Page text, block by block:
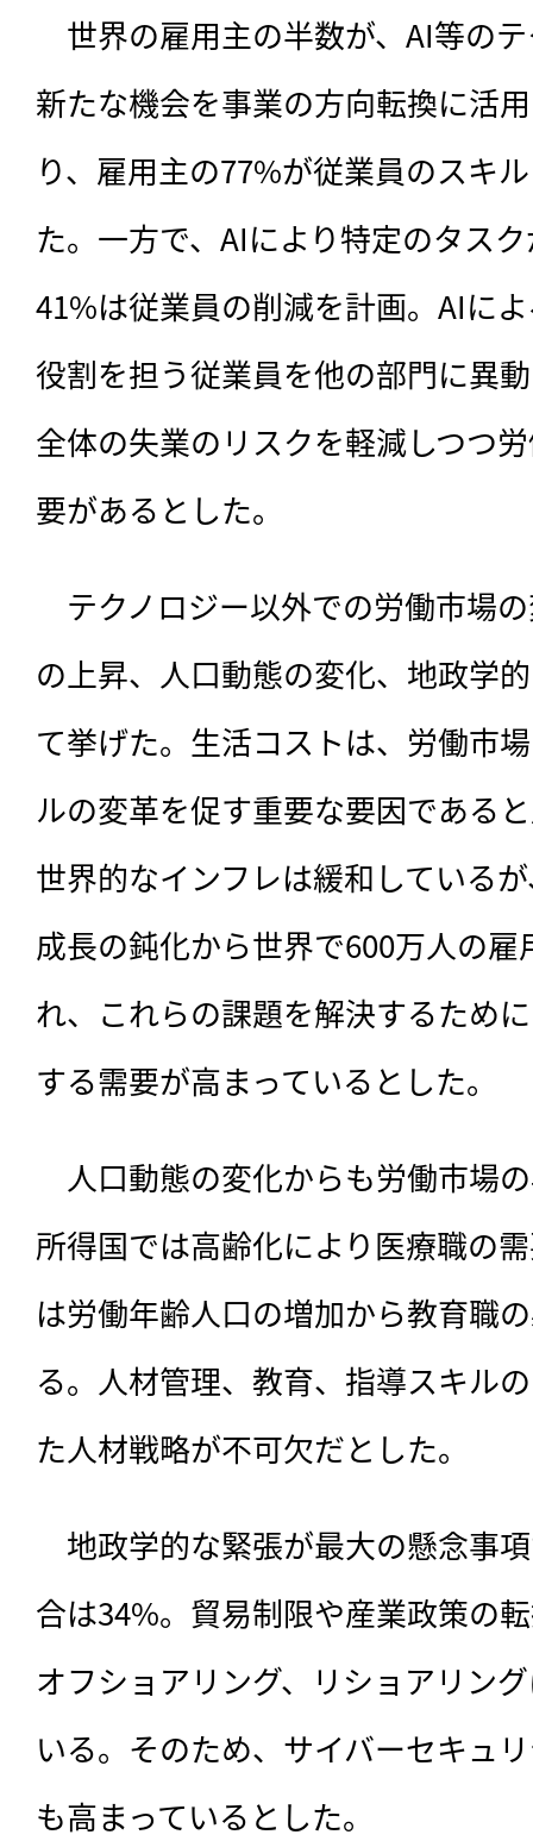
世界の雇用主の半数が、AI等の
新たな機会を事業の方向転換に活
り、雇用主の77%が従業員のスキ
た。一方で、AIにより特定のタス
41%は従業員の削減を計画。AIに
役割を担う従業員を他の部門に異
全体の失業のリスクを軽減しつつ
要があるとした。
テクノロジー以外での労働市場
の上昇、人口動態の変化、地政学
て挙げた。生活コストは、労働市
ルの変革を促す重要な要因である
世界的なインフレは緩和している
成長の鈍化から世界で600万人の
れ、これらの課題を解決するため
する需要が高まっているとした。
人口動態の変化からも労働市場
所得国では高齢化により医療職の
は労働年齢人口の増加から教育職
る。人材管理、教育、指導スキル
た人材戦略が不可欠だとした。
地政学的な緊張が最大の懸念事
合は34%。貿易制限や産業政策の
オフショアリング、リショアリン
いる。そのため、サイバーセキュ
も高まっているとした。